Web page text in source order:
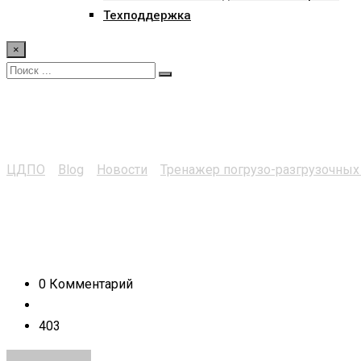
Техподдержка
×
ЦДПО Blog Новости Тренажер погрузо-
0 Комментарий
403